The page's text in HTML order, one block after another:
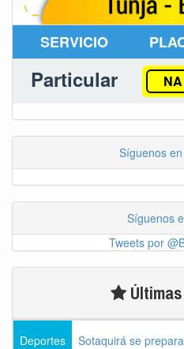
SERVICIO
Particular NA
Síguenos
Síguenos
Tweets por
Deportes Sotaquirá se